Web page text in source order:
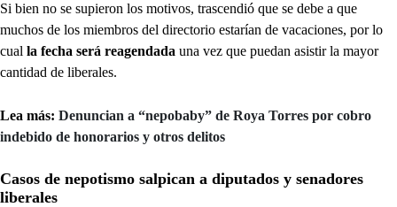
Si bien no se supieron los motivos, trascendió que se debe a que
muchos de los miembros del directorio estarían de vacaciones, por lo
cual la fecha será reagendada una vez que puedan asistir la mayor
cantidad de liberales.
Lea más: Denuncian a “nepobaby” de Roya Torres por cobro
indebido de honorarios y otros delitos
Casos de nepotismo salpican a diputados y senadores
liberales